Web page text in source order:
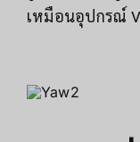
เหมือนอุปกรณ์